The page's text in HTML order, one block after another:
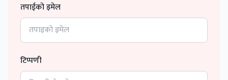
तपाईको इमेल
टिप्पणी